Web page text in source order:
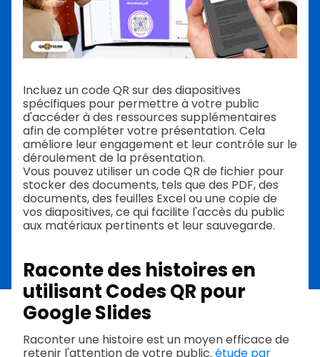
Incluez un code QR sur des diapositives
spécifiques pour permettre à votre public
d'accéder à des ressources supplémentaires
afin de compléter votre présentation. Cela
améliore leur engagement et leur contrôle sur le
déroulement de la présentation.
Vous pouvez utiliser un code QR de fichier pour
stocker des documents, tels que des PDF, des
documents, des feuilles Excel ou une copie de
vos diapositives, ce qui facilite l'accès du public
aux matériaux pertinents et leur sauvegarde.
Raconte des histoires en
utilisantCodes QR pour
Google Slides
Raconter une histoire est un moyen efficace de
retenir l'attention de votre public. étude par